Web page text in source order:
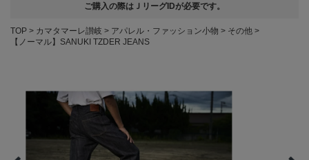
ご購入の際はＪリーグIDが必要です。
TOP カマタマーレ讃岐 アパレル・ファッション小物
その他
【ノーマル】SANUKI TZDER JEANS